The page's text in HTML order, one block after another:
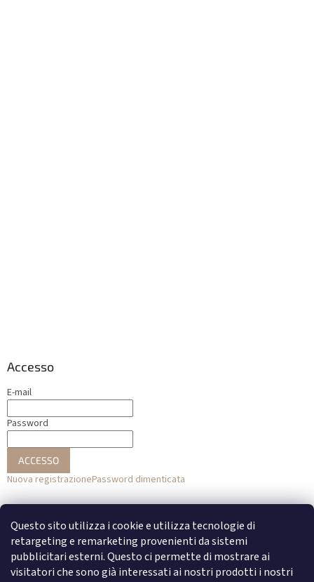
Questo sito utilizza i cookie e utilizza tecnologie di
retargeting e remarketing provenienti da sistemi
pubblicitari esterni. Questo ci permette di mostrare ai
visitatori che sono già interessati ai nostri prodotti i nostri
Accesso
E-mail
Password
ACCESSO
Nuova registrazionePassword dimenticata
o
Accesso con Facebook
Accesso con Google